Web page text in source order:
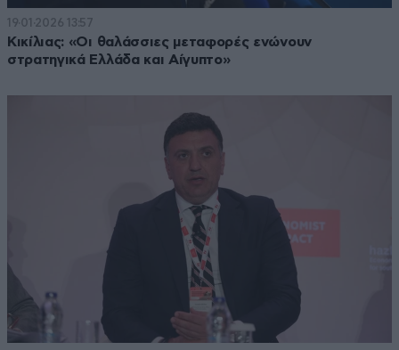
19·01·2026 13:57
Κικίλιας: «Οι θαλάσσιες μεταφορές ενώνουν
στρατηγικά Ελλάδα και Αίγυπτο»